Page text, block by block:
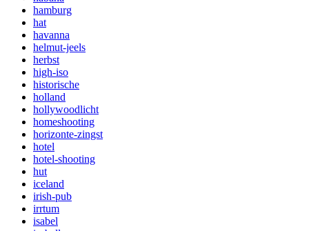
hamburg
hat
havanna
helmut-jeels
herbst
high-iso
historische
holland
hollywoodlicht
homeshooting
horizonte-zingst
hotel
hotel-shooting
hut
iceland
irish-pub
irrtum
isabel